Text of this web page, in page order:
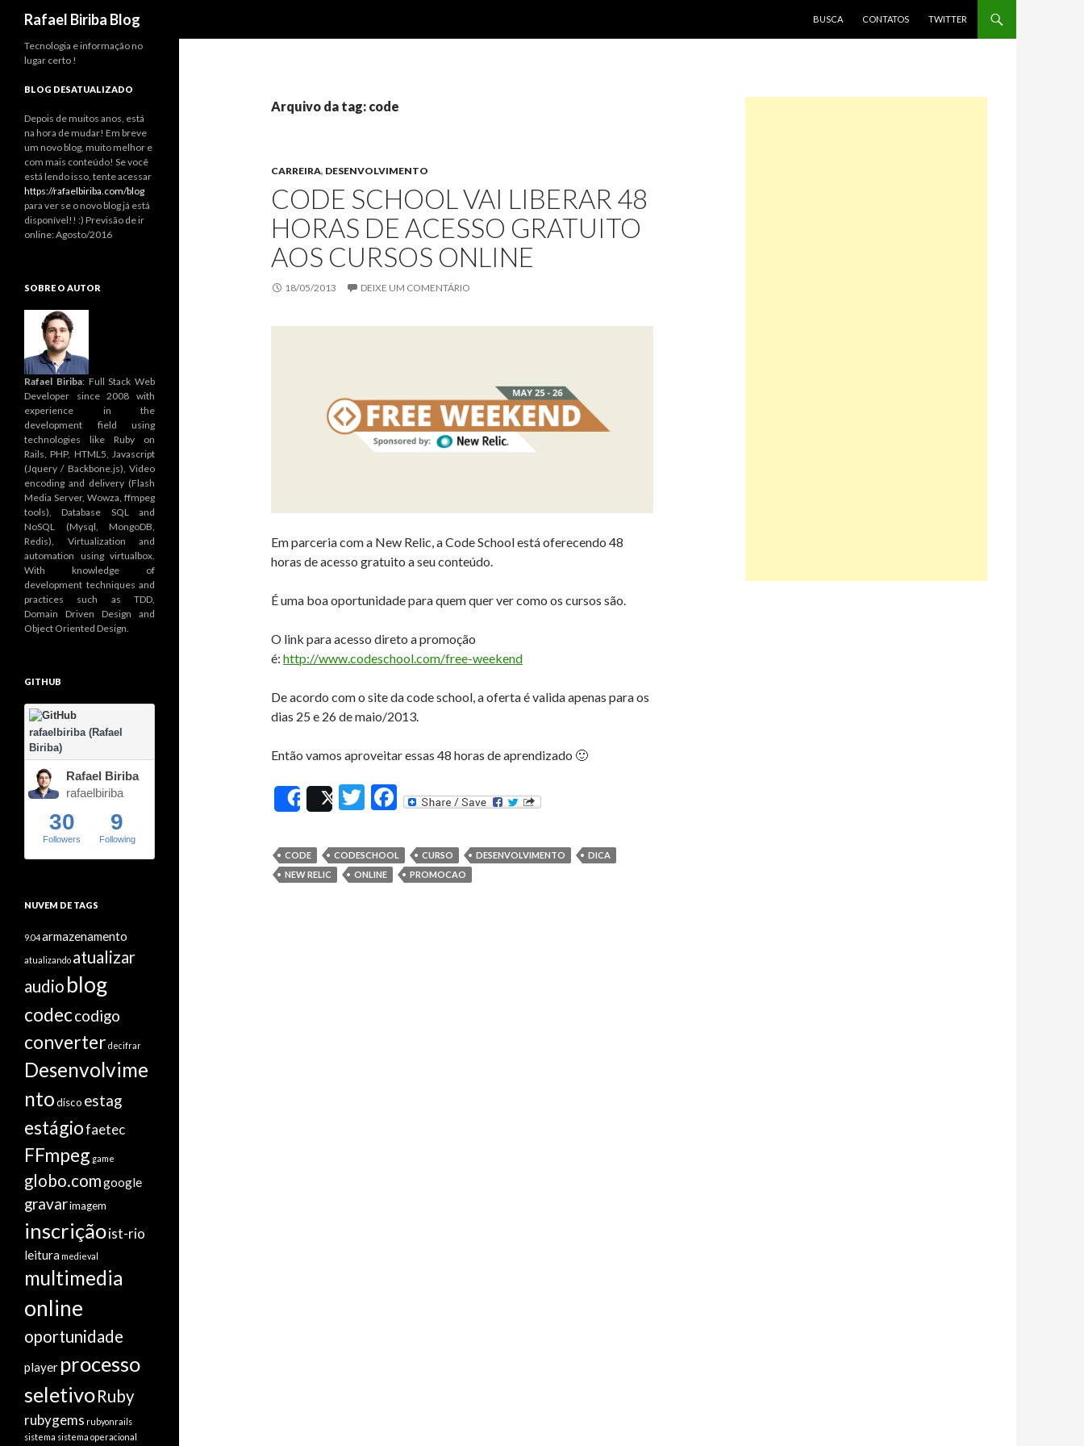
Rafael Biriba Blog
BUSCA
CONTATOS TWITTER
Arquivo da tag: code
CARREIRA, DESENVOLVIMENTO
CODE SCHOOL VAI LIBERAR 48
HORAS DE ACESSO GRATUITO
AOS CURSOS ONLINE
18/05/2013 DEIXE UM COMENTÁRIO
Em parceria com a New Relic, a Code School está oferecendo 48
horas de acesso gratuito a seu conteúdo.
É uma boa oportunidade para quem quer ver como os cursos são.
O link para acesso direto a promoção
é: http://www.codeschool.com/free-weekend
De acordo com o site da code school, a oferta é valida apenas para os
dias 25 e 26 de maio/2013.
Então vamos aproveitar essas 48 horas de aprendizado 🙂
SharePostT
itt
er
F
e
b
CODE CODESCHOOL CURSO DESENVOLVIMENTO
DICA
NEW RELIC
ONLINE PROMOCAO
Tecnologia e informação no
lugar certo !
BLOG DESATUALIZADO
Depois de muitos anos, está
na hora de mudar! Em breve
um novo blog, muito melhor e
com mais conteúdo! Se você
está lendo isso, tente acessar
https://rafaelbiriba.com/blog
para ver se o novo blog já está
disponível!! :) Previsão de ir
online: Agosto/2016
SOBRE O AUTOR
Rafael Biriba: Full Stack Web
Developer since 2008 with
experience in the
development field using
technologies like Ruby on
Rails, PHP, HTML5, Javascript
(Jquery / Backbone.js), Video
encoding and delivery (Flash
Media Server, Wowza, ffmpeg
tools), Database SQL and
NoSQL (Mysql, MongoDB,
Redis), Virtualization and
automation using virtualbox.
With knowledge of
development techniques and
practices such as TDD,
Domain Driven Design and
Object Oriented Design.
GITHUB
rafaelbiriba (Rafael
Biriba)
Rafael Biriba
rafaelbiriba
30
Followers
9
Following
NUVEM DE TAGS
9.04armazenamento
atualizando atualizar
audio blog
codeccodigo
converter decifrar
Desenvolvime
ntodisco estag
estágiofaetec
FFmpeg game
globo.comgoogle
gravarimagem
inscriçãoist-rio
leitura medieval
multimedia
online
oportunidade
player processo
seletivoRuby
rubygems rubyonrails
sistema sistema operacional